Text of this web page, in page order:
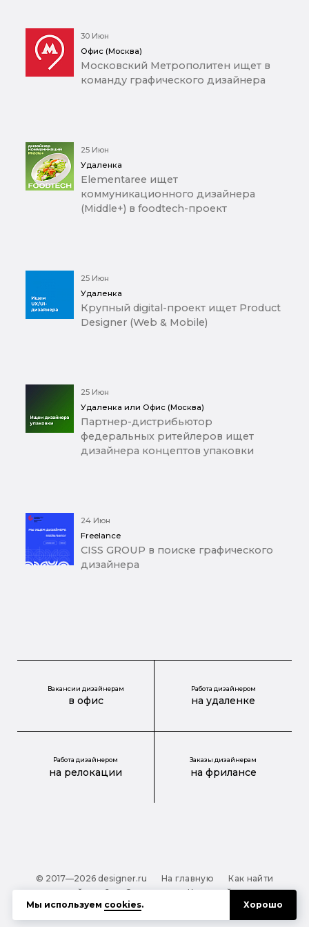
30 Июн
Офис (Москва)
Московский Метрополитен ищет в
команду графического дизайнера
25 Июн
Удаленка
Elementaree ищет
коммуникационного дизайнера
(Middle+) в foodtech-проект
25 Июн
Удаленка
Крупный digital-проект ищет Product
Designer (Web & Mobile)
25 Июн
Удаленка или Офис (Москва)
Партнер-дистрибьютор
федеральных ритейлеров ищет
дизайнера концептов упаковки
24 Июн
Freelance
CISS GROUP в поиске графического
дизайнера
Вакансии дизайнерам
в офис
Работа дизайнером
на удаленке
Работа дизайнером
на релокации
Заказы дизайнерам
на фрилансе
© 2017—2026 designer.ru На главную
Как найти
дизайнера?
О проекте
Карта сайта
Обработка персональных данных
Файлы cookie
Мы используем cookies. Хорошо